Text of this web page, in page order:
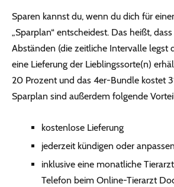
Sparen kannst du, wenn du dich für
„Sparplan“ entscheidest. Das heißt,
Abständen (die zeitliche Intervalle legst
eine Lieferung der Lieblingssorte(n)
20 Prozent und das 4er-Bundle kostet
Sparplan sind außerdem folgende
kostenlose Lieferung
jederzeit kündigen oder anpassen
inklusive eine monatliche
Telefon beim Online-Tierarzt